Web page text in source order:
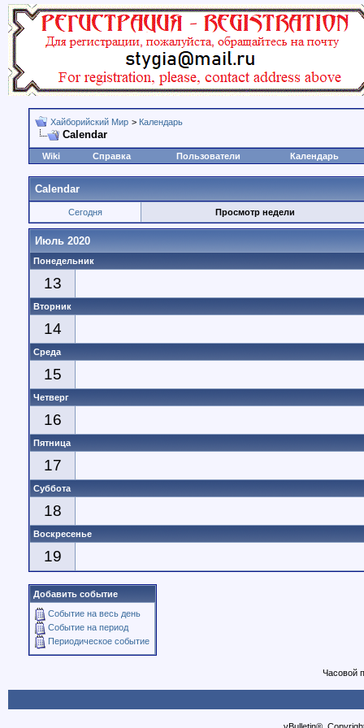
Хайборийский Мир > Календарь
Calendar
Wiki Справка Пользователи Календарь
Calendar
Сегодня Просмотр недели
Июль 2020
Понедельник
13
Вторник
14
Среда
15
Четверг
16
Пятница
17
Суббота
18
Воскресенье
19
Добавить событие
Событие на весь день
Событие на период
Периодическое событие
Часовой